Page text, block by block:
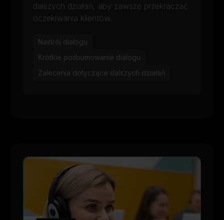
dalszych działań, aby zawsze przekraczać
oczekiwania klientów.
Nastrój dialogu
Krótkie podsumowanie dialogu
Zalecenia dotyczące dalszych działań